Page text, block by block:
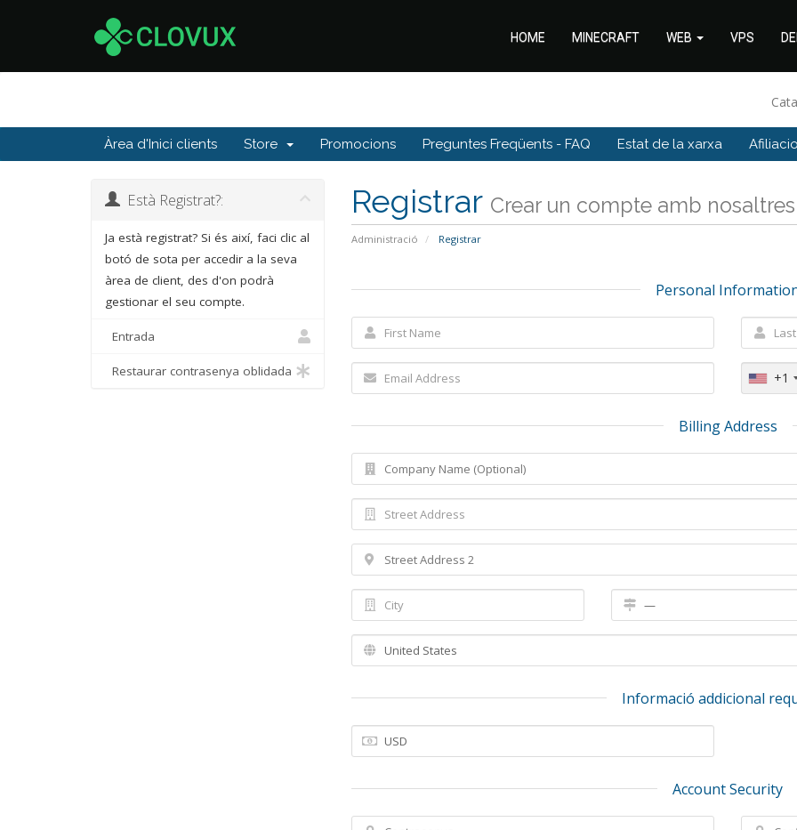
HOME MINECRAFT WEB VPS
Àrea d'Inici clients Store Promocions Preguntes Freqüents - FAQ Estat de la xarxa
Registrar Crear un compte amb nosaltres
Administració Registrar
Està Registrat?:
Ja està registrat? Si és així, faci clic al
botó de sota per accedir a la seva
àrea de client, des d'on podrà
gestionar el seu compte.
Entrada
Restaurar contrasenya oblidada
Personal
+1
Billing Address
Informació addicional
Account Security